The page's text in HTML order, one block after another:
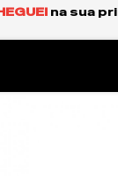
Expresso para